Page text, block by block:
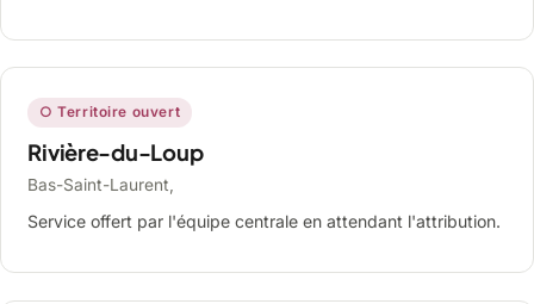
○ Territoire ouvert
Rivière-du-Loup
Bas-Saint-Laurent,
Service offert par l'équipe centrale en attendant l'attribution.